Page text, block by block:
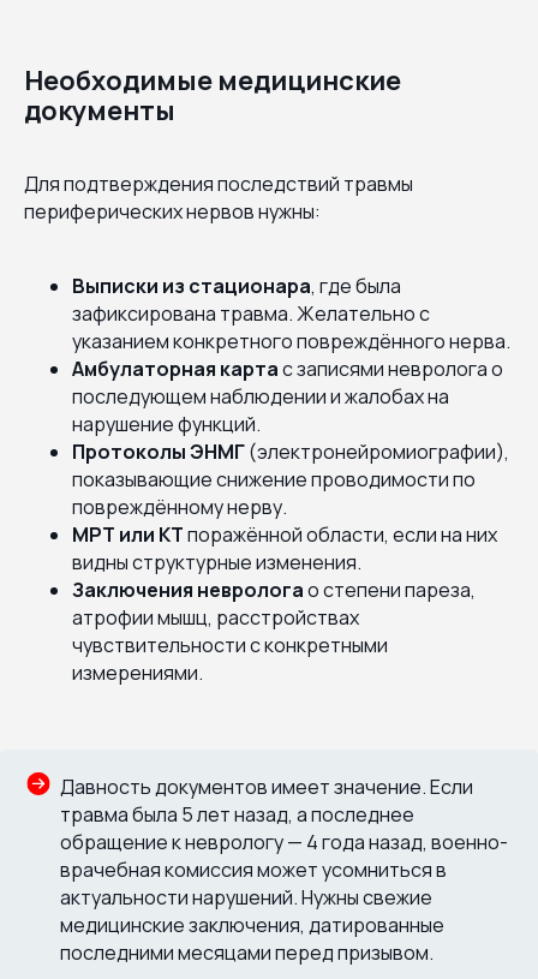
Необходимые медицинские
документы
Для подтверждения последствий травмы
периферических нервов нужны:
Выписки из стационара, где была
зафиксирована травма. Желательно с
указанием конкретного повреждённого нерва.
Амбулаторная картас записями невролога о
последующем наблюдении и жалобах на
нарушение функций.
Протоколы ЭНМГ(электронейромиографии),
показывающие снижение проводимости по
повреждённому нерву.
МРТ или КТпоражённой области, если на них
видны структурные изменения.
Заключения неврологао степени пареза,
атрофии мышц, расстройствах
чувствительности с конкретными
измерениями.
Давность документов имеет значение. Если
травма была 5 лет назад, а последнее
обращение к неврологу — 4 года назад, военно-
врачебная комиссия может усомниться в
актуальности нарушений. Нужны свежие
медицинские заключения, датированные
последними месяцами перед призывом.